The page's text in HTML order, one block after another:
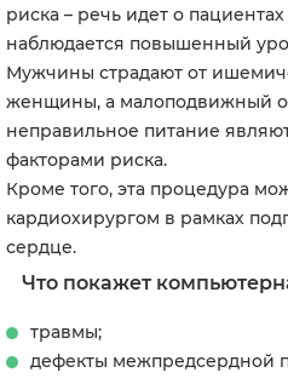
риска – речь идет о
наблюдается повышенный
Мужчины страдают от
женщины, а малоподвижный
неправильное питание
факторами риска.
Кроме того, эта процедура
кардиохирургом в рамках
сердце.
Что покажет
травмы;
дефекты межпредсердной